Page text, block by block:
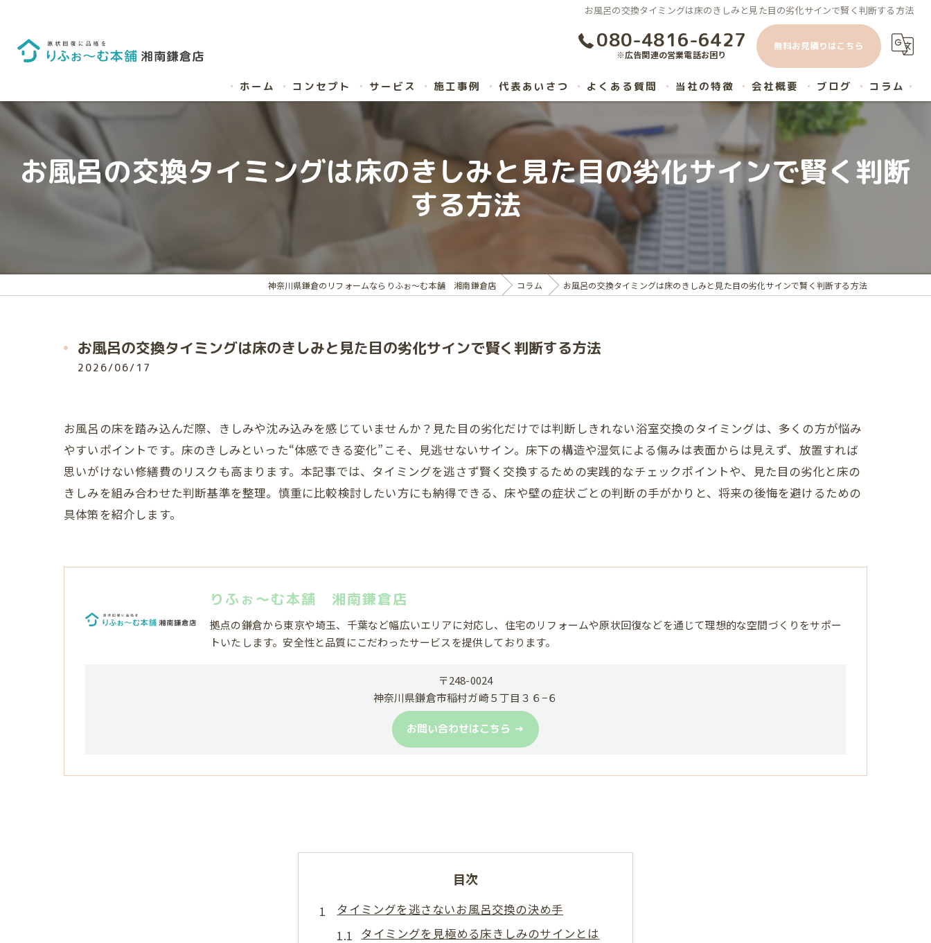
お風呂の交換タイミングは床のきしみと見た目の劣化サインで賢く判断する方法
080-4816-6427
※広告関連の営業電話お困り
無料お見積りはこちら
ホーム コンセプト サービス 施工事例 代表あいさつ よくある質問 当社の特徴
内装工事
マンション
会社概要 ブログ コラム
お風呂の交換タイミングは床のきしみと見た目の劣化サインで賢く判断
する方法
神奈川県鎌倉のリフォームならりふぉ～む本舗 湘南鎌倉店 コラム お風呂の交換タイミングは床のきしみと見た目の劣化サインで賢く判断する方法
お風呂の交換タイミングは床のきしみと見た目の劣化サインで賢く判断する方法
2026/06/17
お風呂の床を踏み込んだ際、きしみや沈み込みを感じていませんか？見た目の劣化だけでは判断しきれない浴室交換のタイミングは、多くの方が悩み
やすいポイントです。床のきしみといった“体感できる変化”こそ、見逃せないサイン。床下の構造や湿気による傷みは表面からは見えず、放置すれば
思いがけない修繕費のリスクも高まります。本記事では、タイミングを逃さず賢く交換するための実践的なチェックポイントや、見た目の劣化と床の
きしみを組み合わせた判断基準を整理。慎重に比較検討したい方にも納得できる、床や壁の症状ごとの判断の手がかりと、将来の後悔を避けるための
具体策を紹介します。
りふぉ～む本舗 湘南鎌倉店
拠点の鎌倉から東京や埼玉、千葉など幅広いエリアに対応し、住宅のリフォームや原状回復などを通じて理想的な空間づくりをサポー
トいたします。安全性と品質にこだわったサービスを提供しております。
〒248-0024
神奈川県鎌倉市稲村ガ崎５丁目３６−６
お問い合わせはこちら
目次
タイミングを逃さないお風呂交換の決め手
タイミングを見極める床きしみのサインとは